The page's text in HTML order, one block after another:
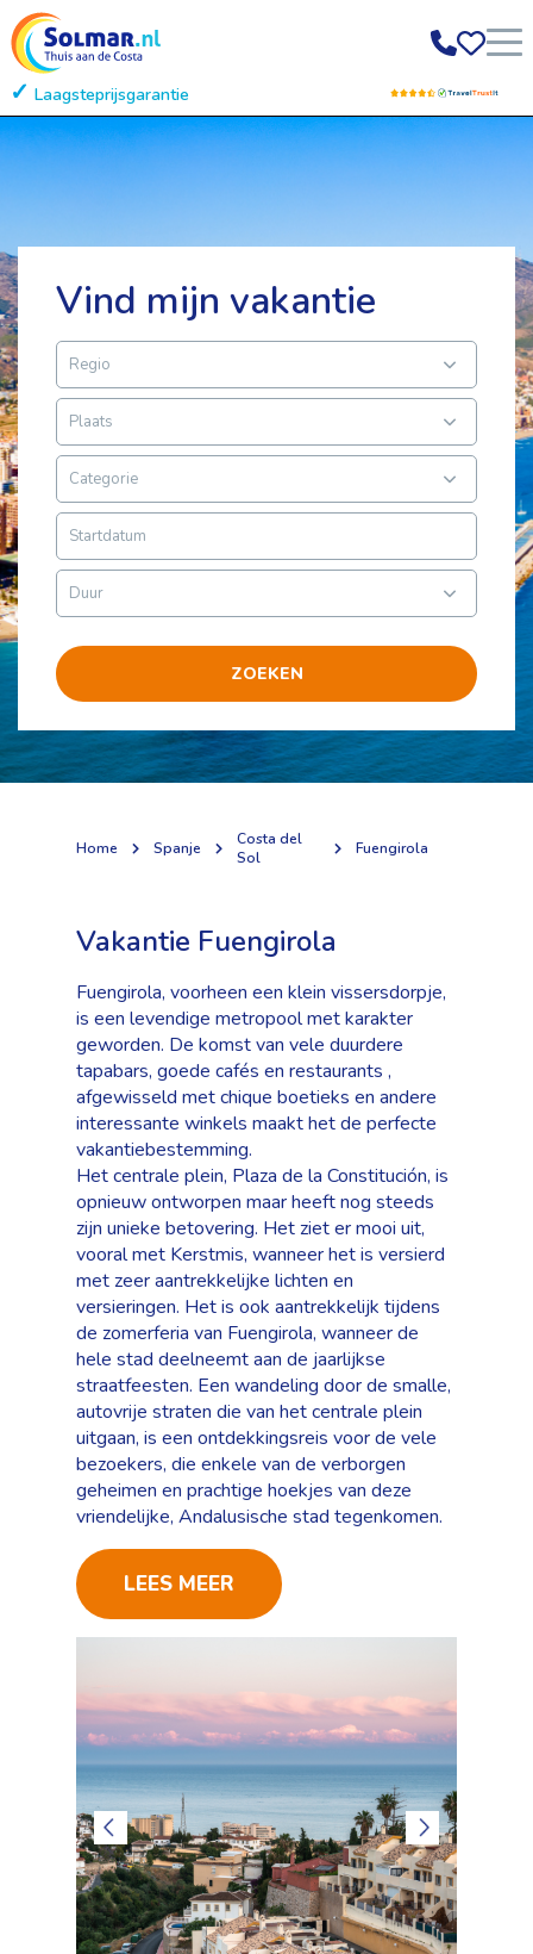
Laagsteprijsgarantie Gratis annuleren
Vind mijn vakantie
ZOEKEN
Home Spanje
Costa del
Sol
Fuengirola
Vakantie Fuengirola
Fuengirola, voorheen een klein vissersdorpje,
is een levendige metropool met karakter
geworden. De komst van vele duurdere
tapabars, goede cafés en restaurants ,
afgewisseld met chique boetieks en andere
interessante winkels maakt het de perfecte
vakantiebestemming.
Het centrale plein, Plaza de la Constitución, is
opnieuw ontworpen maar heeft nog steeds
zijn unieke betovering. Het ziet er mooi uit,
vooral met Kerstmis, wanneer het is versierd
met zeer aantrekkelijke lichten en
versieringen. Het is ook aantrekkelijk tijdens
de zomerferia van Fuengirola, wanneer de
hele stad deelneemt aan de jaarlijkse
straatfeesten. Een wandeling door de smalle,
autovrije straten die van het centrale plein
uitgaan, is een ontdekkingsreis voor de vele
bezoekers, die enkele van de verborgen
geheimen en prachtige hoekjes van deze
vriendelijke, Andalusische stad tegenkomen.
LEES MEER